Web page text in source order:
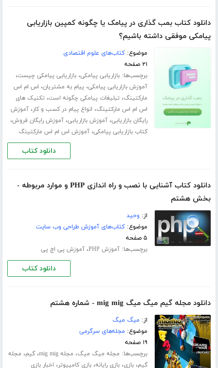
دانلود کتاب بمب گذاری در پیامک یا چگونه کمپین بازاریابی
پیامکی موفقی داشته باشیم؟
موضوع:کتاب‌های علوم اقتصادی
۲۱ صفحه
برچسب‌ها:بازاریابی پیامکی،بازاریابی پیامکی چیست،
آموزش بازاریابی پیامکی، پیام به مشتریان، اس ام اس
مارکتینگ، تبلیغات پیامکی چگونه است، تکنیک های
اس ام اس مارکتینگ، انواع پیام در کسب و کار،آموزش
رایگان بازاریابی،آموزش بازاریابی،آموزش رایگان فروش،
کتاب بازاریابی پیامکی،آموزش اس ام اس مارکتینگ
دانلود کتاب
دانلود کتاب آشنایی با نصب و راه اندازی PHP و موارد مربوطه -
بخش هشتم
از: وحید
موضوع:کتاب‌های آموزش طراحی وب سایت
۵ صفحه
برچسب‌ها:آموزش PHP ،آموزش پی اچ پی
دانلود کتاب
دانلود مجله گیم میگ میگ mig mig - شماره هشتم
از: میگ میگ
موضوع: مجله‌های سرگرمی
۱۹ صفحه
برچسب‌ها: مجله میگ میگ، مجله mig mig ،گیم، مجله
گیم،بازی،بازی رایانه،بازی کامپیوتر، اخبار بازی